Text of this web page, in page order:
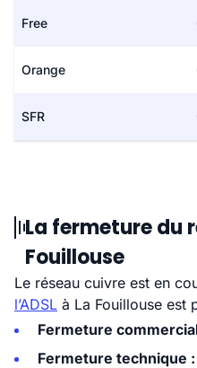
Free
Orange
SFR
La fermeture du
Fouillouse
Le réseau cuivre est en
l’ADSL à La Fouillouse est
Fermeture
Fermeture technique :